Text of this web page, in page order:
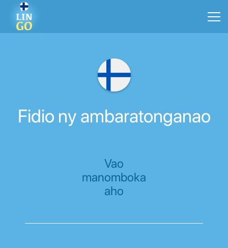
Fidio ny ambaratonganao
Vao
manomboka
aho